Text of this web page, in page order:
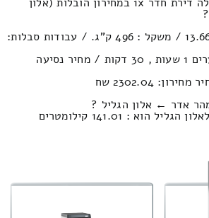
נפח חפצים : 13.66м³ / משקל : 496 ק”ג. / עבודות סבלות:
זמן נסיעה בין ערים 1 שעות , 30 דקות / מחיר נסיעה
2302.04 שח
אדר ← אלון הגליל ?
: 141.01 קילומטרים